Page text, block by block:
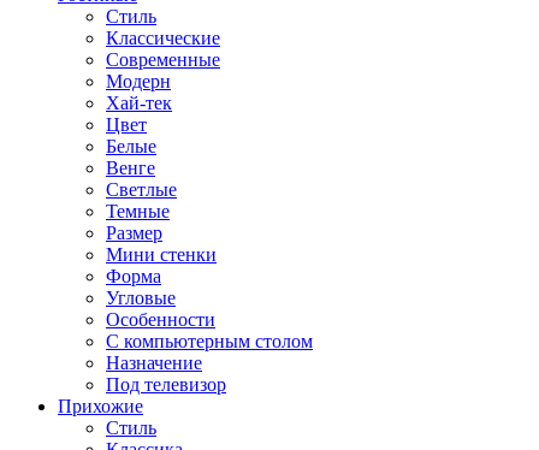
Стиль
Классические
Современные
Модерн
Хай-тек
Цвет
Белые
Венге
Светлые
Темные
Размер
Мини стенки
Форма
Угловые
Особенности
С компьютерным столом
Назначение
Под телевизор
Прихожие
Стиль